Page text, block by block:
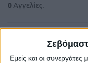
Εμείς και οι
0 Αγγελίες.